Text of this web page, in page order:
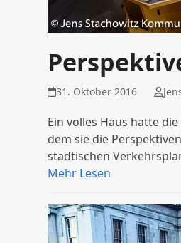
31. Oktober 2016
Ein volles Haus hatte
dem sie die
städtischen
Mehr Lesen